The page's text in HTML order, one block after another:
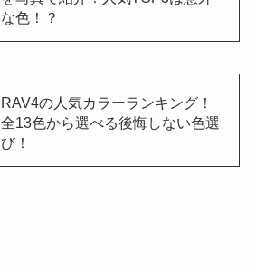
な色！？
RAV4の人気カラーランキング！
全13色から選べる後悔しない色選
び！